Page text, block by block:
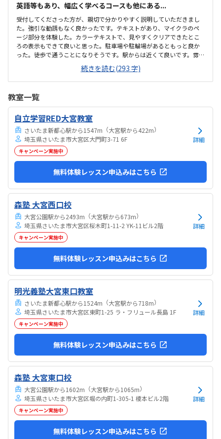
英語等もあり、幅広く学べるコースも他にある...
受付してくださった方が、親切で分かりやすく説明していただきまし
た。強引な勧誘もなく良かったです。テキストがあり、マイクラのペ
ージ部分を体験した。カラーテキストで、見やすくクリアできたとこ
ろの表示もできて良いと思った。駐車場や駐輪場があるともっと良か
った。徒歩で通うことになりそうです。駅からは近くて良いです。雰囲
気も良く、清潔感もあった。部屋が区切られていて、個人スペースも
確保されていて良かった。基本料金以外に、追加料金があまり無さそ
うで良かった。できれば、毎月1万以内で通いたいです。子供に熱心に
気持ちになれて良かった。
続きを読む(293 字)
教室一覧
自立学習RED大宮教室
さいたま新都心駅から1547m （大宮駅から422m）
埼玉県さいたま市大宮区大門町3-71 6F
キャンペーン実施中
詳細
無料体験レッスン申込みはこちら
森塾 大宮西口校
大宮公園駅から2493m （大宮駅から673m）
埼玉県さいたま市大宮区桜木町1-11-2 YK-11ビル2階
キャンペーン実施中
詳細
無料体験レッスン申込みはこちら
明光義塾大宮東口教室
さいたま新都心駅から1524m （大宮駅から718m）
埼玉県さいたま市大宮区東町1-25 ラ・フリュール長島 1F
キャンペーン実施中
詳細
無料体験レッスン申込みはこちら
森塾 大宮東口校
大宮公園駅から1602m （大宮駅から1065m）
埼玉県さいたま市大宮区堀の内町1-305-1 榎本ビル2階
キャンペーン実施中
詳細
無料体験レッスン申込みはこちら